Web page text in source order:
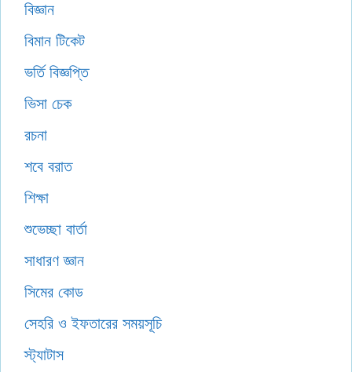
বিজ্ঞান
বিমান টিকেট
ভর্তি বিজ্ঞপ্তি
ভিসা চেক
রচনা
শবে বরাত
শিক্ষা
শুভেচ্ছা বার্তা
সাধারণ জ্ঞান
সিমের কোড
সেহরি ও ইফতারের সময়সূচি
স্ট্যাটাস